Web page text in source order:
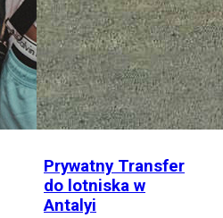
Prywatny Transfer
do lotniska w
Antalyi